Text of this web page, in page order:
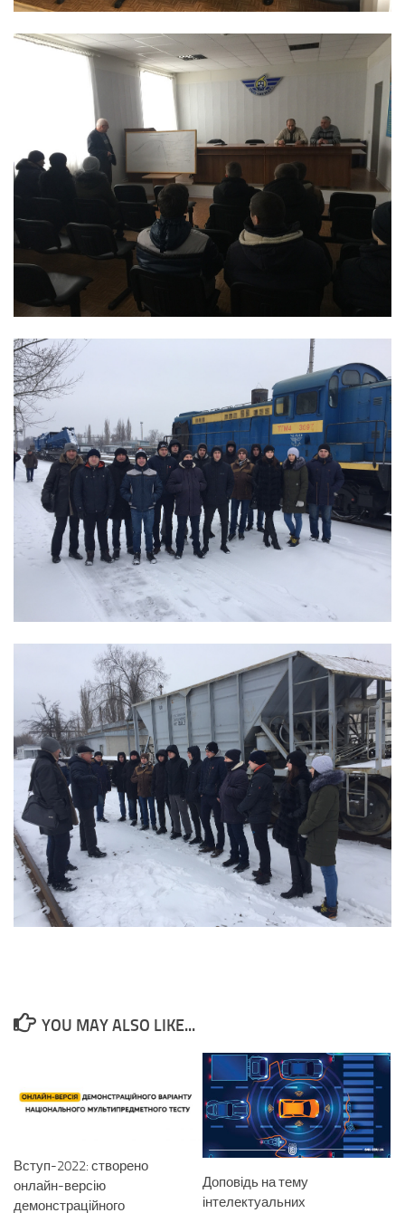
YOU MAY ALSO LIKE...
Вступ-2022: створено
онлайн-версію
демонстраційного
Доповідь на тему
інтелектуальних